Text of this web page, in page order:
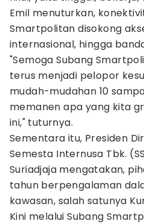
Emil menuturkan,
Smartpolitan disokong
internasional, hingga
"Semoga Subang
terus menjadi pelopor
mudah-mudahan 10
memanen apa yang kita
ini," tuturnya.
Sementara itu, Presiden
Semesta Internusa Tbk.
Suriadjaja mengatakan,
tahun berpengalaman
kawasan, salah satunya
Kini melalui Subang